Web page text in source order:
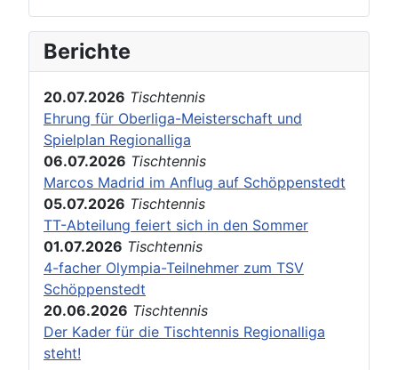
Berichte
20.07.2026 Tischtennis
Ehrung für Oberliga-Meisterschaft und
Spielplan Regionalliga
06.07.2026 Tischtennis
Marcos Madrid im Anflug auf Schöppenstedt
05.07.2026 Tischtennis
TT-Abteilung feiert sich in den Sommer
01.07.2026 Tischtennis
4-facher Olympia-Teilnehmer zum TSV
Schöppenstedt
20.06.2026 Tischtennis
Der Kader für die Tischtennis Regionalliga
steht!